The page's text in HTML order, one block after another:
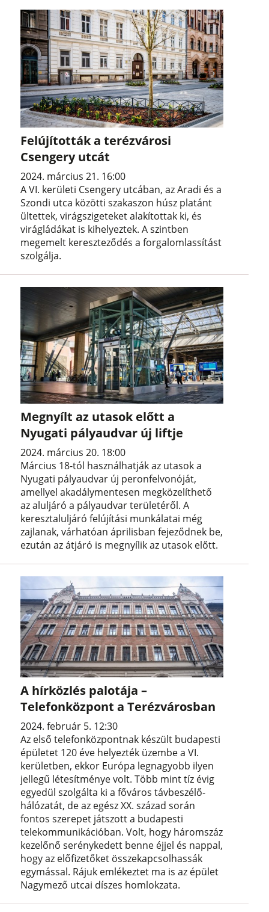
Felújították a terézvárosi
Csengery utcát
2024. március 21. 16:00
A VI. kerületi Csengery utcában, az Aradi és a
Szondi utca közötti szakaszon húsz platánt
ültettek, virágszigeteket alakítottak ki, és
virágládákat is kihelyeztek. A szintben
megemelt kereszteződés a forgalomlassítást
szolgálja.
Megnyílt az utasok előtt a
Nyugati pályaudvar új liftje
2024. március 20. 18:00
Március 18-tól használhatják az utasok a
Nyugati pályaudvar új peronfelvonóját,
amellyel akadálymentesen megközelíthető
az aluljáró a pályaudvar területéről. A
keresztaluljáró felújítási munkálatai még
zajlanak, várhatóan áprilisban fejeződnek be,
ezután az átjáró is megnyílik az utasok előtt.
A hírközlés palotája –
Telefonközpont a Terézvárosban
2024. február 5. 12:30
Az első telefonközpontnak készült budapesti
épületet 120 éve helyezték üzembe a VI.
kerületben, ekkor Európa legnagyobb ilyen
jellegű létesítménye volt. Több mint tíz évig
egyedül szolgálta ki a főváros távbeszélő-
hálózatát, de az egész XX. század során
fontos szerepet játszott a budapesti
telekommunikációban. Volt, hogy háromszáz
kezelőnő serénykedett benne éjjel és nappal,
hogy az előfizetőket összekapcsolhassák
egymással. Rájuk emlékeztet ma is az épület
Nagymező utcai díszes homlokzata.